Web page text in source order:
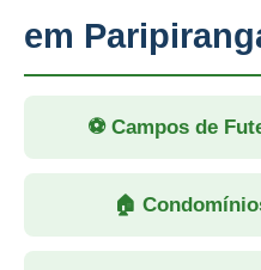
em
⚽ Campos de
🏠